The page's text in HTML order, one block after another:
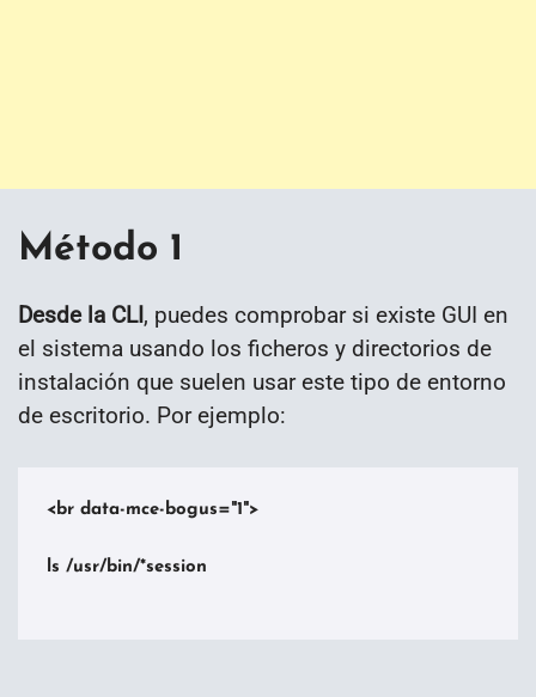
Método 1
Desde la CLI, puedes comprobar si existe GUI en
el sistema usando los ficheros y directorios de
instalación que suelen usar este tipo de entorno
de escritorio. Por ejemplo:
<br data-mce-bogus="1">
ls /usr/bin/*session